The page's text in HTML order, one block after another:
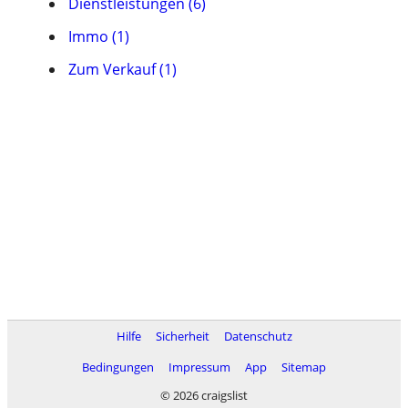
Immo (1)
Zum Verkauf (1)
Hilfe Sicherheit
Datenschutz
Bedingungen
Impressum App
Sitemap
© 2026 craigslist